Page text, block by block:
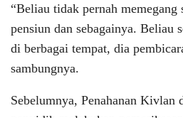
“Beliau tidak pernah memegang
pensiun dan sebagainya. Beliau
di berbagai tempat, dia
sambungnya.
Sebelumnya, Penahanan Kivlan